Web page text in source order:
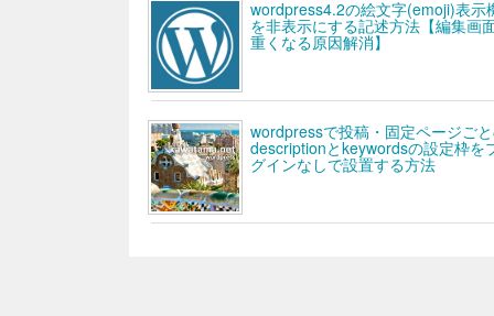
wordpress4.2の絵文字(emoji)表示
を非表示にする記述方法【編集画
重くなる原因解消】
wordpressで投稿・固定ページご
descriptionとkeywordsの設定枠を
グインなしで設置する方法